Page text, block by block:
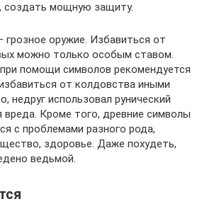
создать мощную защиту.
грозное оружие. Избавиться от
можно только особым ставом.
помощи символов рекомендуется
от колдовства иными
недруг использовал рунический
вреда. Кроме того, древние символы
с проблемами разного рода,
здоровье. Даже похудеть,
ведьмой.